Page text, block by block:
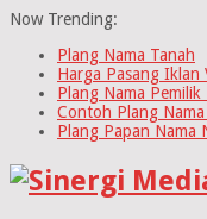
Now Trending:
Plang Nama Tanah
Harga Pasang Iklan
Plang Nama Pemilik
Contoh Plang
Plang Papan Nama